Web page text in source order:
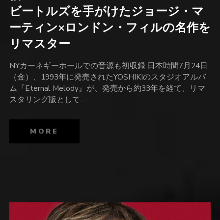
ビートルズを手がけたジョージ・マ
ーティン×ロンドン・フィルの名作を
リマスター
NYカーネギーホールでの音源も初収録 日本時間7月24日
（金）、1993年に発売されたYOSHIKIのスタジオアルバ
ム『Eternal Melody』が、発売から約33年を経て、リマ
スタリング版として…
MORE